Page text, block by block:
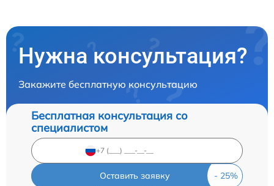
Нужна консультация?
Закажите бесплатную консультацию
Бесплатная консультация со
специалистом
Оставить заявку